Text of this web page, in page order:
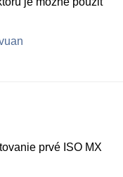
prvé ISO MX